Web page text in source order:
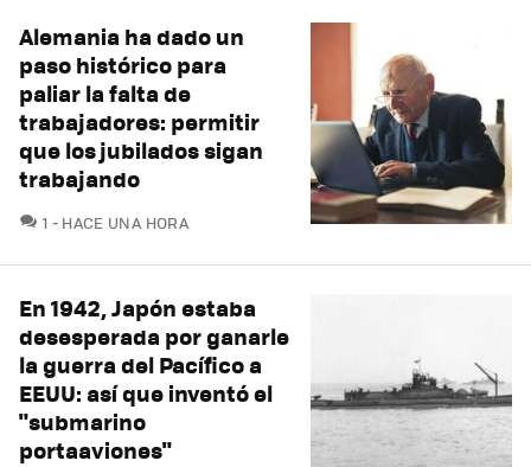
Alemania ha dado un
paso histórico para
paliar la falta de
trabajadores: permitir
que los jubilados sigan
trabajando
1 COMENTARIOS
HACE UNA HORA
En 1942, Japón estaba
desesperada por ganarle
la guerra del Pacífico a
EEUU: así que inventó el
"submarino
portaaviones"